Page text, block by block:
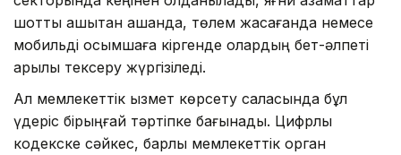
шотты қашықтан ашқанда, төлем жасағанда немесе
мобильді қосымшаға кіргенде олардың бет-әлпеті
арқылы тексеру жүргізіледі.
Ал мемлекеттік қызмет көрсету саласында бұл
үдеріс бірыңғай тәртіпке бағынады. Цифрлық
кодекске сәйкес, барлық мемлекеттік орган